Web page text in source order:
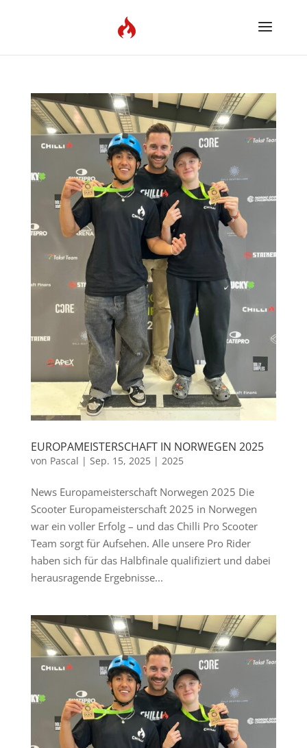
EUROPAMEISTERSCHAFT IN NORWEGEN 2025
von Pascal | Sep. 15, 2025| 2025
News Europameisterschaft Norwegen 2025 Die
Scooter Europameisterschaft 2025 in Norwegen
war ein voller Erfolg – und das Chilli Pro Scooter
Team sorgt für Aufsehen. Alle unsere Pro Rider
haben sich für das Halbfinale qualifiziert und dabei
herausragende Ergebnisse...